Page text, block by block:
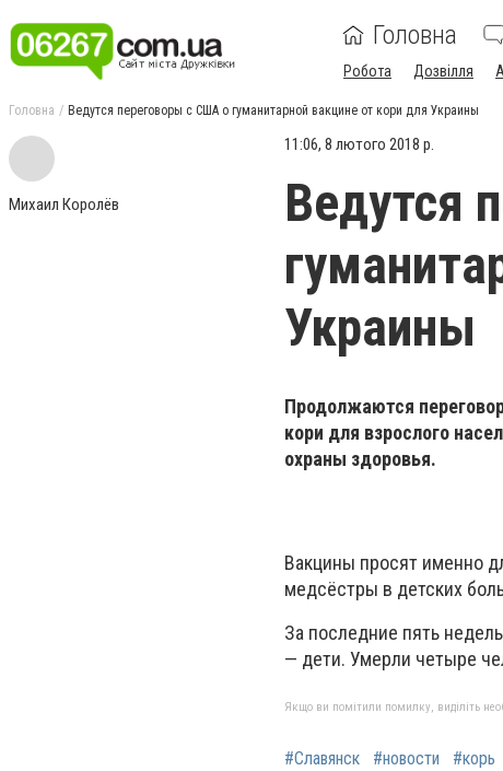
Головна
Робота Дозвілля
Головна Ведутся переговоры с США о гуманитарной вакцине от кори для Украины
Михаил Королёв
11:06, 8 лютого 2018 р.
Ведутся
Украины
Продолжаются
кори для взрослого
охраны здоровья.
Вакцины просят именно
медсёстры в детских
За последние пять
— дети. Умерли четыре
Якщо ви помітили помилку, виділіть
#Славянск #новости #корь